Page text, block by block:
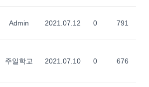
Admin 2021.07.12 0 791
주일학교 2021.07.10 0 676